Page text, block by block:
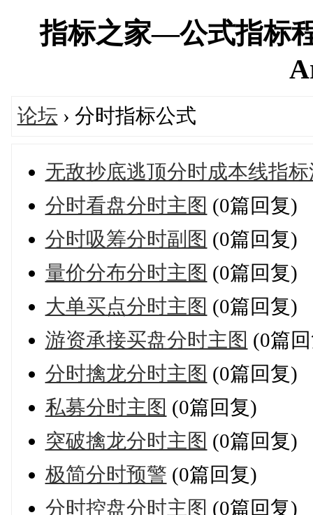
指标之家—公式指标
论坛 › 分时指标公式
无敌抄底逃顶分时成本线指
分时看盘分时主图 (0篇回复)
分时吸筹分时副图 (0篇回复)
量价分布分时主图 (0篇回复)
大单买点分时主图 (0篇回复)
游资承接买盘分时主图 (0篇
分时擒龙分时主图 (0篇回复)
私募分时主图 (0篇回复)
突破擒龙分时主图 (0篇回复)
极简分时预警 (0篇回复)
分时控盘分时主图 (0篇回复)